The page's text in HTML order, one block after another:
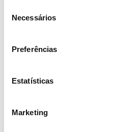
Necessários
Preferências
Estatísticas
Marketing